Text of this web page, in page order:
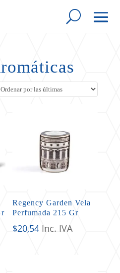
Regency Garden Vela
Perfumada 215 Gr
$20,54 Inc. IVA